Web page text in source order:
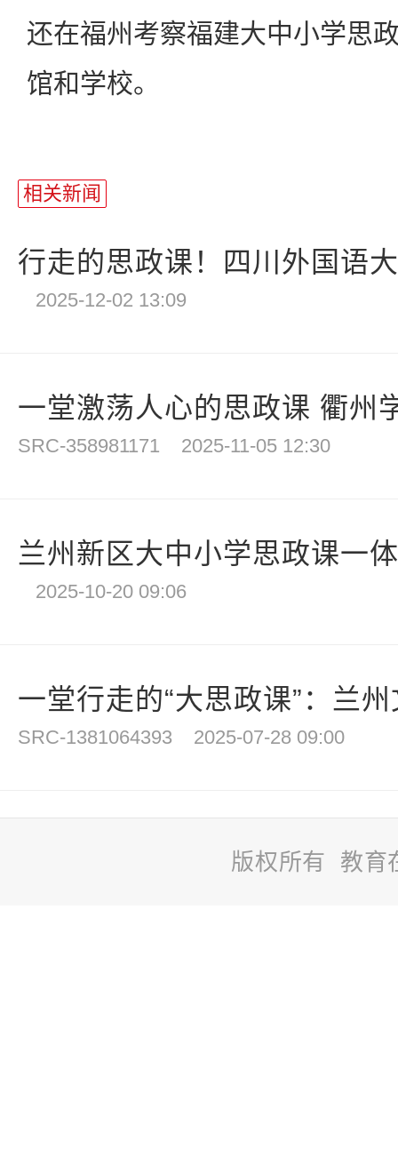
还在福州考察福建大中小学思
馆和学校。
相关新闻
行走的思政课！四川外国语
2025-12-02 13:09
一堂激荡人心的思政课 衢州
SRC-358981171 2025-11-05 12:30
兰州新区大中小学思政课一
2025-10-20 09:06
一堂行走的“大思政课”：兰
SRC-1381064393 2025-07-28 09:00
版权所有 教育